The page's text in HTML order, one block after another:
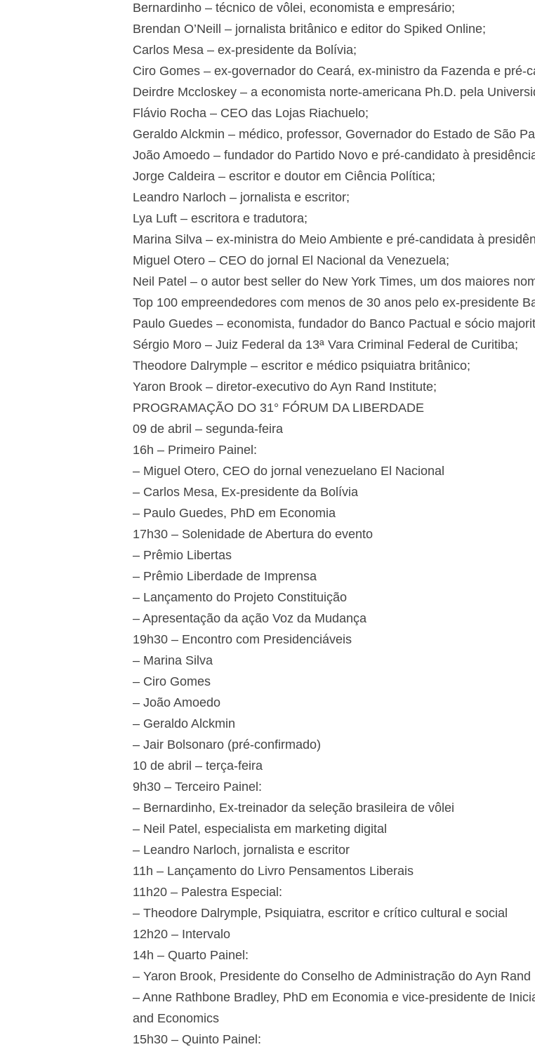
Bernardinho – técnico de vôlei, economista e empresário;
Brendan O’Neill – jornalista britânico e editor do Spiked Online;
Carlos Mesa – ex-presidente da Bolívia;
Ciro Gomes – ex-governador do Ceará, ex-ministro da Fazenda e pré-
Deirdre Mccloskey – a economista norte-americana Ph.D. pela
Flávio Rocha – CEO das Lojas Riachuelo;
Geraldo Alckmin – médico, professor, Governador do Estado de São
João Amoedo – fundador do Partido Novo e pré-candidato à
Jorge Caldeira – escritor e doutor em Ciência Política;
Leandro Narloch – jornalista e escritor;
Lya Luft – escritora e tradutora;
Marina Silva – ex-ministra do Meio Ambiente e pré-candidata à
Miguel Otero – CEO do jornal El Nacional da Venezuela;
Neil Patel – o autor best seller do New York Times, um dos maiores
Top 100 empreendedores com menos de 30 anos pelo ex-presidente
Paulo Guedes – economista, fundador do Banco Pactual e sócio
Sérgio Moro – Juiz Federal da 13ª Vara Criminal Federal de Curitiba;
Theodore Dalrymple – escritor e médico psiquiatra britânico;
Yaron Brook – diretor-executivo do Ayn Rand Institute;
PROGRAMAÇÃO DO 31° FÓRUM DA LIBERDADE
09 de abril – segunda-feira
16h – Primeiro Painel:
– Miguel Otero, CEO do jornal venezuelano El Nacional
– Carlos Mesa, Ex-presidente da Bolívia
– Paulo Guedes, PhD em Economia
17h30 – Solenidade de Abertura do evento
– Prêmio Libertas
– Prêmio Liberdade de Imprensa
– Lançamento do Projeto Constituição
– Apresentação da ação Voz da Mudança
19h30 – Encontro com Presidenciáveis
– Marina Silva
– Ciro Gomes
– João Amoedo
– Geraldo Alckmin
– Jair Bolsonaro (pré-confirmado)
10 de abril – terça-feira
9h30 – Terceiro Painel:
– Bernardinho, Ex-treinador da seleção brasileira de vôlei
– Neil Patel, especialista em marketing digital
– Leandro Narloch, jornalista e escritor
11h – Lançamento do Livro Pensamentos Liberais
11h20 – Palestra Especial:
– Theodore Dalrymple, Psiquiatra, escritor e crítico cultural e social
12h20 – Intervalo
14h – Quarto Painel:
– Yaron Brook, Presidente do Conselho de Administração do Ayn Rand
– Anne Rathbone Bradley, PhD em Economia e vice-presidente de
and Economics
15h30 – Quinto Painel: